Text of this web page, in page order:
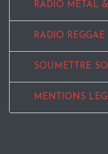
RADIO METAL
RADIO
SOUMETTRE
MENTIONS